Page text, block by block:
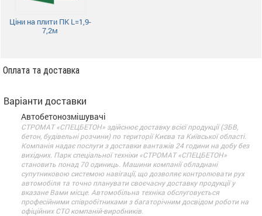
Ціни на плити ПК L=1,9-
7,2м
Оплата та доставка
Варіанти доставки
Автобетонозмішувачі
СТРОМАТ «СПЕЦБЕТОН» здійснює доставку всієї продукції (ЗБВ,
бетон, будівельні розчини) по території Києва та Київської області.
Компанія надає послуги з доставки вантажів 24 години на добу без
вихідних. Парк спеціальної техніки «СТРОМАТ «СПЕЦБЕТОН»
становить понад 70 одиниць. Машини компанії обладнані
супутниковою системою навігації, що дозволяє контролювати рух
автомобіля та точно планувати своєчасну доставку продукції у
вказане Вами місце. Автомобільна техніка обслуговується
професійними співробітниками з багаторічним досвідом роботи на
офіційних СТО компаній-виробників.